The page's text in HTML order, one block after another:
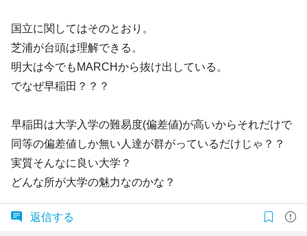
国立に関してはそのとおり。
芝浦が台頭は理解できる。
明大は今でもMARCHから抜け出している。
でなぜ早稲田？？？
早稲田は大学入学の難易度(偏差値)が高いからそれだけで
同等の偏差値しか無い人達が群がっているだけじゃ？？
実質そんなに良い大学？
どんな所が大学の魅力なのかな？
返信する